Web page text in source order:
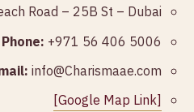
Road – 25B St – Dubai
Phone: +971 56 406 5006
info@Charismaae.com
[Google Map Link]